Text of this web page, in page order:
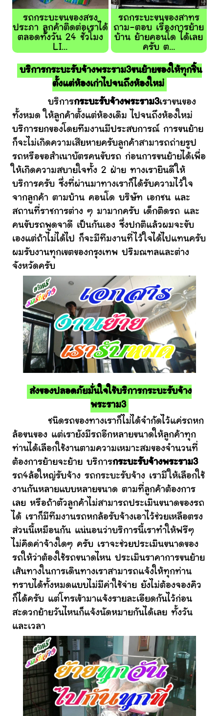
รถกระบะขนของสรง
ประภา ลูกค้าติดต่อเราได้
ตลอดทั้งวัน 24 ชั่วโมง
LI...
รถกระบะขนของสาทร
ถาม-ตอบ เรื่องการย้าย
บ้าน ย้ายคอนโด ได้เลย
ครับ ต...
บริการกระบะรับจ้างพระราม3ขนย้ายของให้ทุกชิ้น
ตั้งแต่ห้องเก่าไปจนถึงห้องใหม่
บริการกระบะรับจ้างพระราม3เราขนของ
ทั้งหมด ให้ลูกค้าตั้งแต่ห้องเดิม ไปจนถึงห้องใหม่
บริการยกของโดยทีมงานมีประสบการณ์ การขนย้าย
ก็จะไม่เกิดความเสียหายครับลูกค้าสามารถถ่ายรูป
รถหรือขอสำเนาบัตรคนขับรถ ก่อนการขนย้ายได้เพื่อ
ให้เกิดความสบายใจทั้ง 2 ฝ่าย ทางเรายินดีให้
บริการครับ ซึ่งที่ผ่านมาทางเราก็ได้รับความไว้ใจ
จากลูกค้า ตามบ้าน คอนโด บริษัท เอกชน และ
สถานที่ราชการต่าง ๆ มามากครับ เด็กติดรถ และ
คนขับรถพูดจาดี เป็นกันเอง ซึ่งปกติแล้วผมจะขับ
เองแต่ถ้าไม่ได้ไป ก็จะมีทีมงานที่ไว้ใจได้ไปแทนครับ
ผมรับงานทุกเขตของกรุงเทพ ปริมณฑลและต่าง
จังหวัดครับ
ส่งของปลอดภัยมั่นใจใช้บริการกระบะรับจ้าง
พระราม3
ชนิดรถของทางเราก็ไม่ได้จำกัดไว้แค่รถหก
ล้อขนของ แต่เรายังมีรถอีกหลายขนาดให้ลูกค้าทุก
ท่านได้เลือกใช้งานตามความเหมาะสมของจำนวนที่
ต้องการย้ายจะย้าย บริการกระบะรับจ้างพระราม3
รถ4ล้อใหญ่รับจ้าง รถกระบะรับจ้าง เรามีให้เลือกใช้
งานกันหลายแบบหลายขนาด ตามที่ลูกค้าต้องการ
เลย หรือถ้าตัวลูกค้าไม่สามารถประเมินขนาดของรถ
ได้ เราก็มีทีมงานรถหกล้อรับจ้างเอาไว้ช่วยเหลือตรง
ส่วนนี้เหมือนกัน แน่นอนว่าบริการนี้เราทำให้ฟรีๆ
ไม่คิดค่าจ้างใดๆ ครับ เราจะช่วยประเมินขนาดของ
รถให้ว่าต้องใช้รถขนาดไหน ประเมินราคาการขนย้าย
เส้นทางในการเดินทางเราสามารถแจ้งให้ทุกท่าน
ทราบได้ทั้งหมดแบบไม่มีค่าใช้จ่าย ยังไม่ต้องจองคิว
ก็ได้ครับ แต่โทรเข้ามาแจ้งรายละเอียดกันไว้ก่อน
สะดวกย้ายวันไหนก็แจ้งนัดหมายกันได้เลย ทั้งวัน
และเวลา